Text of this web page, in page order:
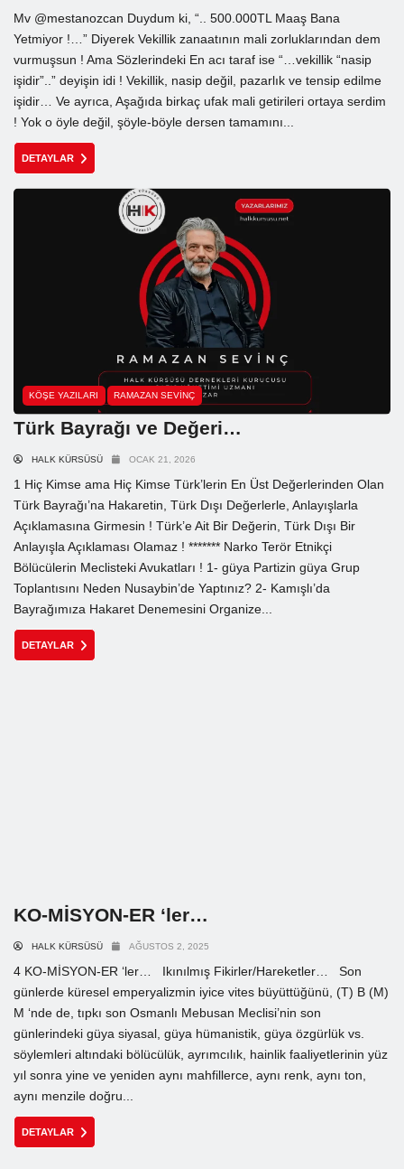
Mv @mestanozcan Duydum ki, “.. 500.000TL Maaş Bana
Yetmiyor !…” Diyerek Vekillik zanaatının mali zorluklarından dem
vurmuşsun ! Ama Sözlerindeki En acı taraf ise “…vekillik “nasip
işidir”..” deyişin idi ! Vekillik, nasip değil, pazarlık ve tensip edilme
işidir… Ve ayrıca, Aşağıda birkaç ufak mali getirileri ortaya serdim
! Yok o öyle değil, şöyle-böyle dersen tamamını...
DETAYLAR
KÖŞE YAZILARI RAMAZAN SEVINÇ
Türk Bayrağı ve Değeri…
HALK KÜRSÜSÜ OCAK 21, 2026
1 Hiç Kimse ama Hiç Kimse Türk’lerin En Üst Değerlerinden Olan
Türk Bayrağı’na Hakaretin, Türk Dışı Değerlerle, Anlayışlarla
Açıklamasına Girmesin ! Türk’e Ait Bir Değerin, Türk Dışı Bir
Anlayışla Açıklaması Olamaz ! ******* Narko Terör Etnikçi
Bölücülerin Meclisteki Avukatları ! 1- güya Partizin güya Grup
Toplantısını Neden Nusaybin’de Yaptınız? 2- Kamışlı’da
Bayrağımıza Hakaret Denemesini Organize...
DETAYLAR
KO-MİSYON-ER ‘ler…
HALK KÜRSÜSÜ AĞUSTOS 2, 2025
4 KO-MİSYON-ER ‘ler… Ikınılmış Fikirler/Hareketler… Son
günlerde küresel emperyalizmin iyice vites büyüttüğünü, (T) B (M)
M ‘nde de, tıpkı son Osmanlı Mebusan Meclisi’nin son
günlerindeki güya siyasal, güya hümanistik, güya özgürlük vs.
söylemleri altındaki bölücülük, ayrımcılık, hainlik faaliyetlerinin yüz
yıl sonra yine ve yeniden aynı mahfillerce, aynı renk, aynı ton,
aynı menzile doğru...
DETAYLAR